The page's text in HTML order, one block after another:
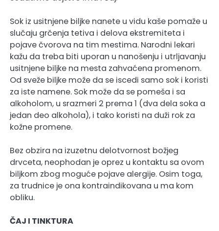
Sok iz usitnjene biljke nanete u vidu kaše pomaže u
slučaju grčenja tetiva i delova ekstremiteta i
pojave čvorova na tim mestima. Narodni lekari
kažu da treba biti uporan u nanošenju i utrljavanju
usitnjene biljke na mesta zahvaćena promenom.
Od sveže biljke može da se iscedi samo sok i koristi
za iste namene. Sok može da se pomeša i sa
alkoholom, u srazmeri 2 prema 1 (dva dela soka a
jedan deo alkohola), i tako koristi na duži rok za
kožne promene.
Bez obzira na izuzetnu delotvornost božjeg
drvceta, neophodan je oprez u kontaktu sa ovom
biljkom zbog moguće pojave alergije. Osim toga,
za trudnice je ona kontraindikovana u ma kom
obliku.
ČAJ I TINKTURA